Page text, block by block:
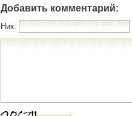
Добавить комментарий:
Ник: